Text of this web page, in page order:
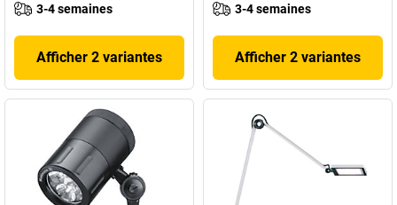
3-4 semaines
Afficher 2 variantes
3-4 semaines
Afficher 2 variantes